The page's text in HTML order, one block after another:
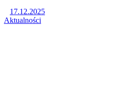
17.12.2025
Aktualności